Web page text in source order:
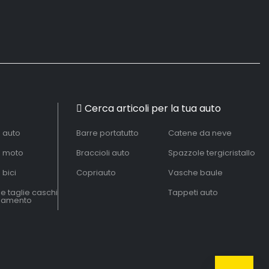
auto
moto
bici
taglie caschi
Cerca articoli per la tua auto
Barre portatutto
Braccioli auto
Copriauto
Catene da neve
Spazzole tergicristallo
Vasche baule
Tappeti auto